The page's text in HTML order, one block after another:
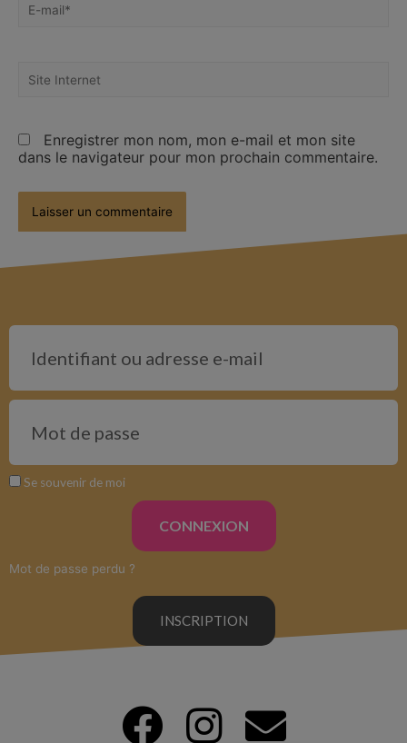
Enregistrer mon nom, mon e-mail et mon site
dans le navigateur pour mon prochain commentaire.
Se souvenir de moi
CONNEXION
Mot de passe perdu ?
INSCRIPTION